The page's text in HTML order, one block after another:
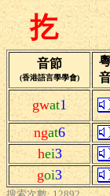
扢
音節
(香港語言學學會)
gwat1
ngat6
hei3
goi3